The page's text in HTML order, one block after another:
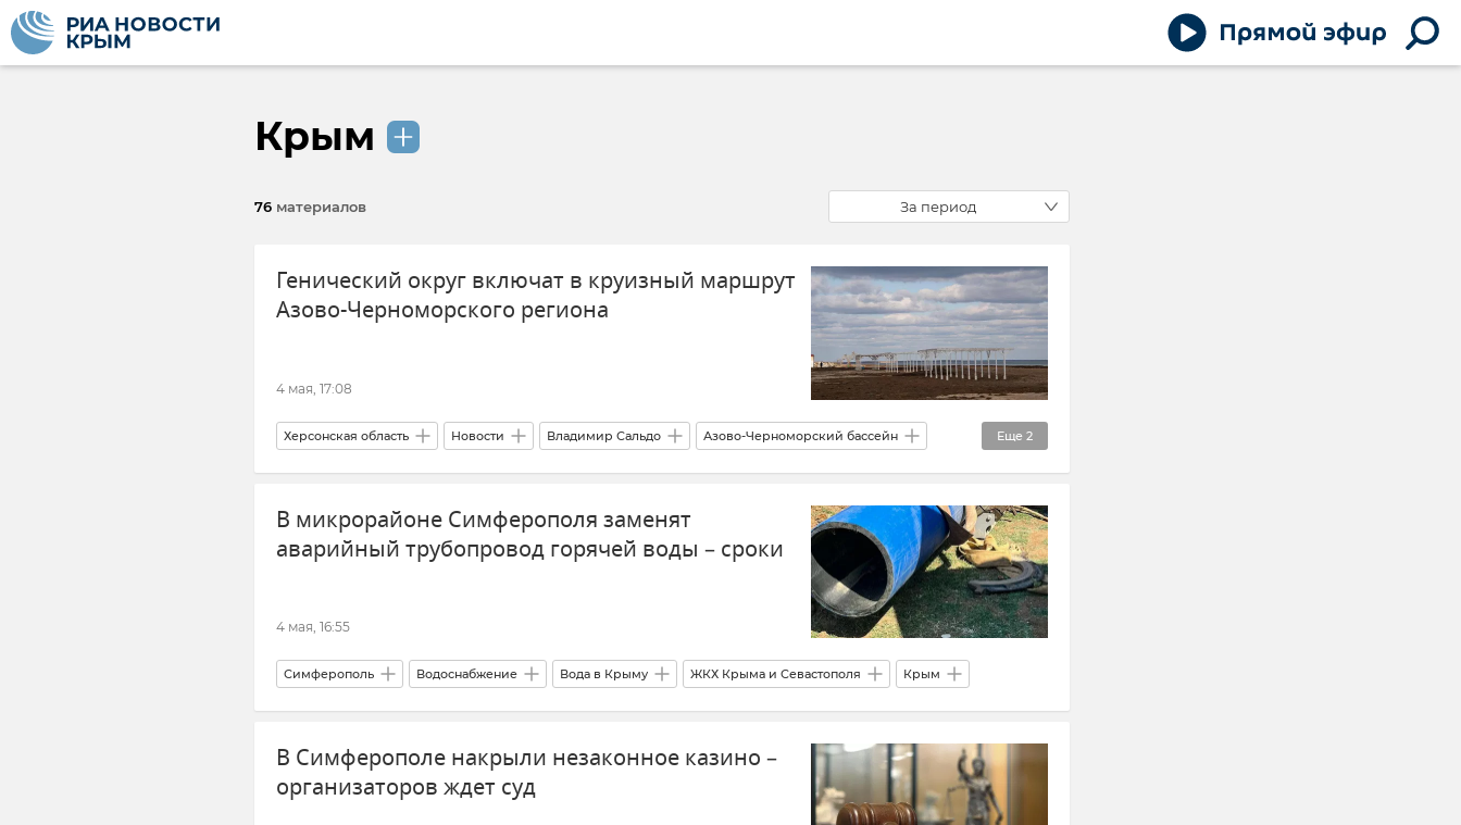
Крым
76 материалов За период
Генический округ включат в круизный маршрут
Азово-Черноморского региона
4 мая, 17:08
Еще 2
Херсонская область Новости Владимир Сальдо Азово-Черноморский бассейн
Туризм Внутренний туризм
В микрорайоне Симферополя заменят
аварийный трубопровод горячей воды – сроки
4 мая, 16:55
Симферополь Водоснабжение Вода в Крыму ЖКХ Крыма и Севастополя Крым
В Симферополе накрыли незаконное казино –
организаторов ждет суд